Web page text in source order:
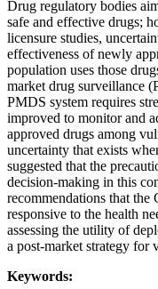
Drug regulatory bodies
safe and effective drugs;
licensure studies,
effectiveness of newly
population uses those
market drug surveillance
PMDS system requires
improved to monitor and
approved drugs among
uncertainty that exists
suggested that the
decision-making in this
recommendations that the
responsive to the health
assessing the utility of
a post-market strategy for
Keywords: